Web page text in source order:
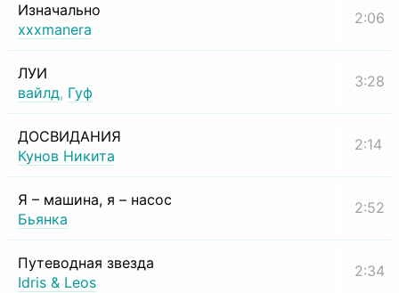
Изначально
xxxmanera
2:06
ЛУИ
вайлд, Гуф
3:28
ДОСВИДАНИЯ
Кунов Никита
2:14
Я – машина, я – насос
Бьянка
2:52
Путеводная звезда
Idris & Leos
2:34